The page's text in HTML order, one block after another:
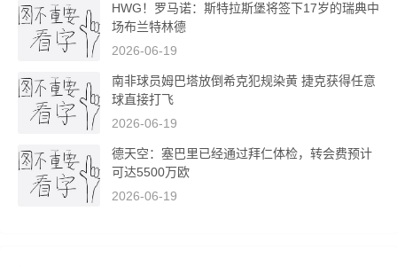
HWG！罗马诺：斯特拉斯堡将签下17岁的瑞典中
场布兰特林德
2026-06-19
南非球员姆巴塔放倒希克犯规染黄 捷克获得任意
球直接打飞
2026-06-19
德天空：塞巴里已经通过拜仁体检，转会费预计
可达5500万欧
2026-06-19